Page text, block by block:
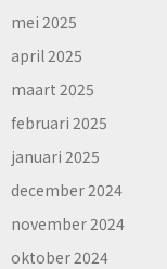
mei 2025
april 2025
maart 2025
februari 2025
januari 2025
december 2024
november 2024
oktober 2024